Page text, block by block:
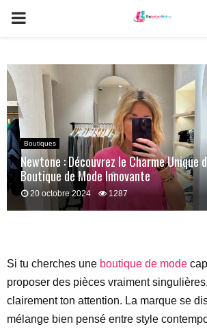
PRIMARY
Boutiques
Newtone : Découvrez le Charme Unique
Boutique de Mode Innovante
20 octobre 2024 1287
Si tu cherches une boutique de mode
proposer des pièces vraiment
clairement ton attention. La marque se
mélange bien pensé entre style